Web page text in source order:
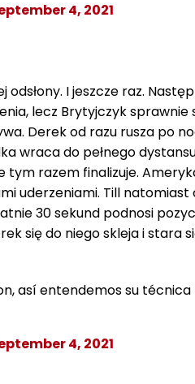
4, 2021
I jeszcze raz.
lecz Brytyjczyk sprawnie
Derek od razu rusza po
wraca do pełnego
razem finalizuje.
uderzeniami. Till
30 sekund podnosi
się do niego skleja i stara
así entendemos su técnica
4, 2021